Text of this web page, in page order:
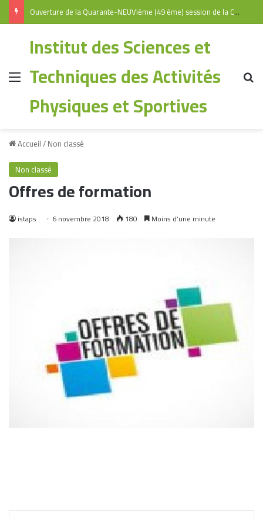
Ouverture de la Quarante-NEUVième (49 ème) session de la Commission Universitaire Nationale
Institut des Sciences et
Techniques des Activités
Physiques et Sportives
Accueil/Non classé
Non classé
Offres de formation
istaps 6 novembre 2018 180 Moins d’une minute